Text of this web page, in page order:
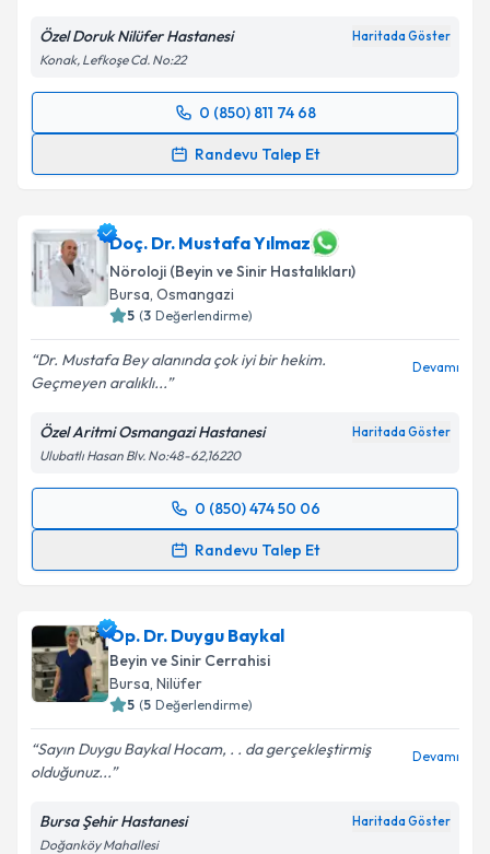
kapsamda işlenmesini kabul ediyorum.
Takvim Talebini Gönder
Özel Doruk Nilüfer Hastanesi Haritada Göster
Konak, Lefkoşe Cd. No:22
0 (850) 811 74 68
Randevu Talep Et
Randevu Takvimi Talebi
takvim hazırlandığında e-posta ile bilgilendireceğiz.
E-posta Adresiniz
Kişisel verilerimin işlenmesine ilişkin
kapsamda işlenmesini kabul ediyorum.
Takvim Talebini Gönder
Doç. Dr. Mustafa Yılmaz
Nöroloji (Beyin ve Sinir Hastalıkları)
Bursa, Osmangazi
5 (3 Değerlendirme)
Dr. Mustafa Bey alanında çok iyi bir hekim.
Geçmeyen aralıklı...
Devamı
Özel Aritmi Osmangazi Hastanesi Haritada Göster
Ulubatlı Hasan Blv. No:48-62,16220
0 (850) 474 50 06
Randevu Talep Et
Randevu Takvimi Talebi
takvim hazırlandığında e-posta ile bilgilendireceğiz.
E-posta Adresiniz
kapsamda işlenmesini kabul ediyorum.
Op. Dr. Duygu Baykal
Beyin ve Sinir Cerrahisi
Bursa, Nilüfer
5 (5 Değerlendirme)
Sayın Duygu Baykal Hocam, . . da gerçekleştirmiş
olduğunuz...
Devamı
Bursa Şehir Hastanesi Haritada Göster
Doğanköy Mahallesi